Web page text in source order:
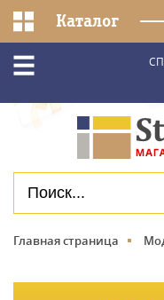
Каталог
Главная страница